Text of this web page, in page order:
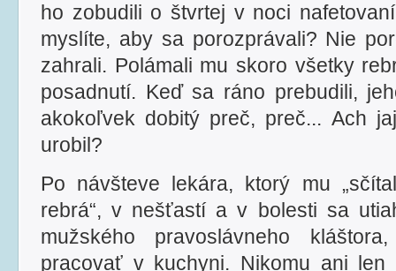
ho zobudili o štvrtej v noci
myslíte, aby sa porozprávali? Nie
zahrali. Polámali mu skoro všetky
posadnutí. Keď sa ráno prebudili,
akokoľvek dobitý preč, preč... Ach
urobil?
Po návšteve lekára, ktorý mu
rebrá“, v nešťastí a v bolesti sa
mužského pravoslávneho
pracovať v kuchyni. Nikomu ani len